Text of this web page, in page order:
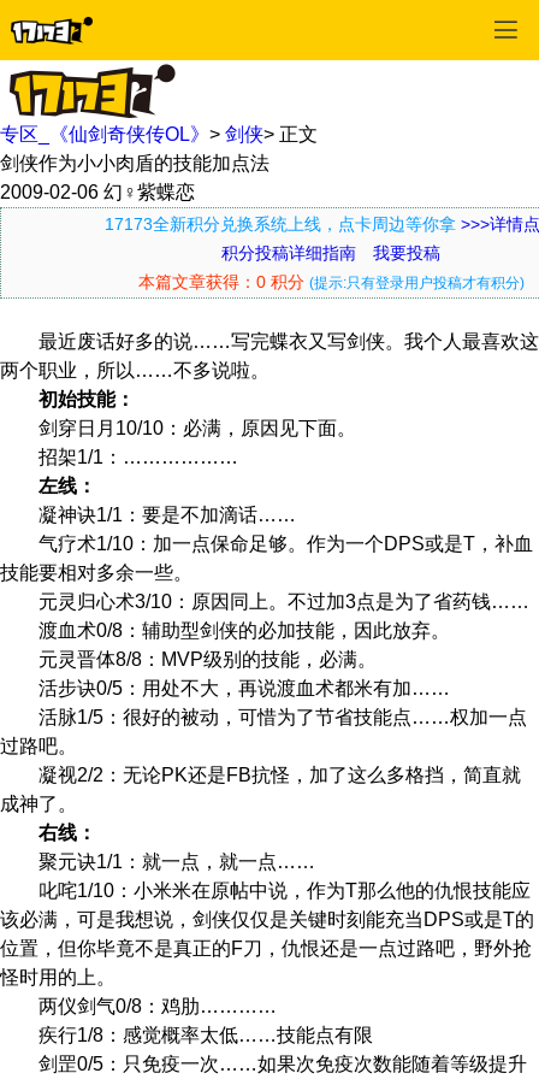
专区_《仙剑奇侠传OL》 > 剑侠> 正文
剑侠作为小小肉盾的技能加点法
2009-02-06 幻♀紫蝶恋
17173全新积分兑换系统上线，点卡周边等你拿 >>>详情
积分投稿详细指南
我要投稿
本篇文章获得：0 积分 (提示:只有登录用户投稿才有积分)
最近废话好多的说……写完蝶衣又写剑侠。我个人最喜欢这
两个职业，所以……不多说啦。
初始技能：
剑穿日月10/10：必满，原因见下面。
招架1/1：………………
左线：
凝神诀1/1：要是不加滴话……
气疗术1/10：加一点保命足够。作为一个DPS或是T，补血
技能要相对多余一些。
元灵归心术3/10：原因同上。不过加3点是为了省药钱……
渡血术0/8：辅助型剑侠的必加技能，因此放弃。
元灵晋体8/8：MVP级别的技能，必满。
活步诀0/5：用处不大，再说渡血术都米有加……
活脉1/5：很好的被动，可惜为了节省技能点……权加一点
过路吧。
凝视2/2：无论PK还是FB抗怪，加了这么多格挡，简直就
成神了。
右线：
聚元诀1/1：就一点，就一点……
叱咤1/10：小米米在原帖中说，作为T那么他的仇恨技能应
该必满，可是我想说，剑侠仅仅是关键时刻能充当DPS或是T的
位置，但你毕竟不是真正的F刀，仇恨还是一点过路吧，野外抢
怪时用的上。
两仪剑气0/8：鸡肋…………
疾行1/8：感觉概率太低……技能点有限
剑罡0/5：只免疫一次……如果次免疫次数能随着等级提升